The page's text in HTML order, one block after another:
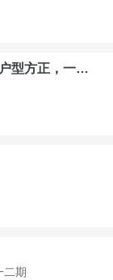
悦荣府套四户型，清水房户型方正，一口价94，8
二期